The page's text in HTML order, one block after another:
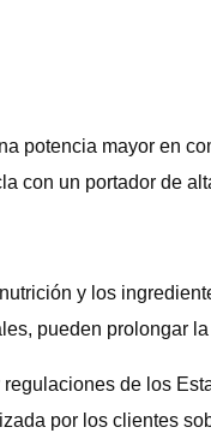
potencia mayor en
con un portador de
y los
pueden prolongar
de los
por los clientes